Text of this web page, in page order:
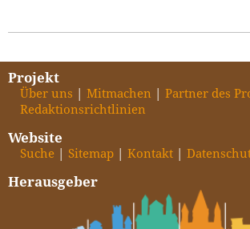
Projekt
Über uns Mitmachen
Partner des
Redaktionsrichtlinien
Website
Suche Sitemap Kontakt
Herausgeber